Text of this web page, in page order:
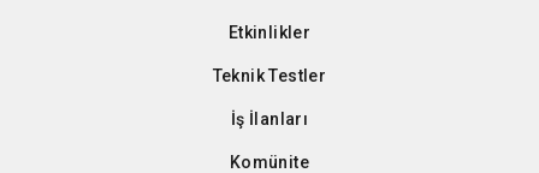
Etkinlikler
Teknik Testler
İş İlanları
Komünite